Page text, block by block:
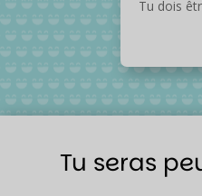
Tu dois
Tu seras